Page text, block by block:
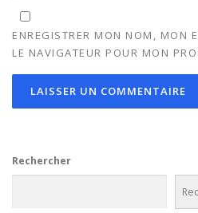
ENREGISTRER MON NOM, MON
LE NAVIGATEUR POUR MON
Rechercher